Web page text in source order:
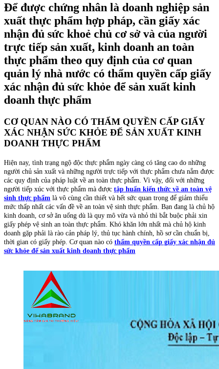
Để được chứng nhân là doanh nghiệp sản
xuất thực phẩm hợp pháp, cần giấy xác
nhận đủ sức khoẻ chủ cơ sở và của người
trực tiếp sản xuất, kinh doanh an toàn
thực phẩm theo quy định của cơ quan
quản lý nhà nước có thẩm quyền cấp giấy
xác nhận đủ sức khỏe để sản xuất kinh
doanh thực phẩm
CƠ QUAN NÀO CÓ THẨM QUYỀN CẤP GIẤY
XÁC NHẬN SỨC KHỎE ĐỂ SẢN XUẤT KINH
DOANH THỰC PHẨM
Hiện nay, tình trạng ngộ độc thực phẩm ngày càng có tăng cao do những
người chủ sản xuất và những người trực tiếp với thực phẩm chưa nắm được
các quy định của pháp luật về an toàn thực phẩm. Vì vậy, đối với những
người tiếp xúc với thực phẩm mà được tập huấn kiến thức về an toàn vệ
sinh thực phẩm là vô cùng cần thiết và hết sức quan trọng để giảm thiểu
mức thấp nhất các vấn đề về an toàn vệ sinh thực phẩm. Bạn đang là chủ hộ
kinh doanh, cơ sở ăn uống dù là quy mô vừa và nhỏ thì bắt buộc phải xin
giấy phép vệ sinh an toàn thực phẩm. Khó khăn lớn nhất mà chủ hộ kinh
doanh gặp phải là rào cản pháp lý, thủ tục hành chính, hồ sơ cần chuẩn bị,
thời gian có giấy phép. Cơ quan nào có thẩm quyền cấp giấy xác nhận đủ
sức khỏe để sản xuất kinh doanh thực phẩm